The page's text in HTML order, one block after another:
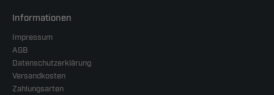
Informationen
Impressum
AGB
Datenschutzerklärung
Versandkosten
Zahlungsarten